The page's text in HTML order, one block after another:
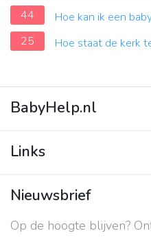
44
Hoe kan ik een
25
Hoe staat de kerk
BabyHelp.nl
Vraag & Antwoord
Links
Contact
Over ons
Nieuwsbrief
Op de hoogte blijven?